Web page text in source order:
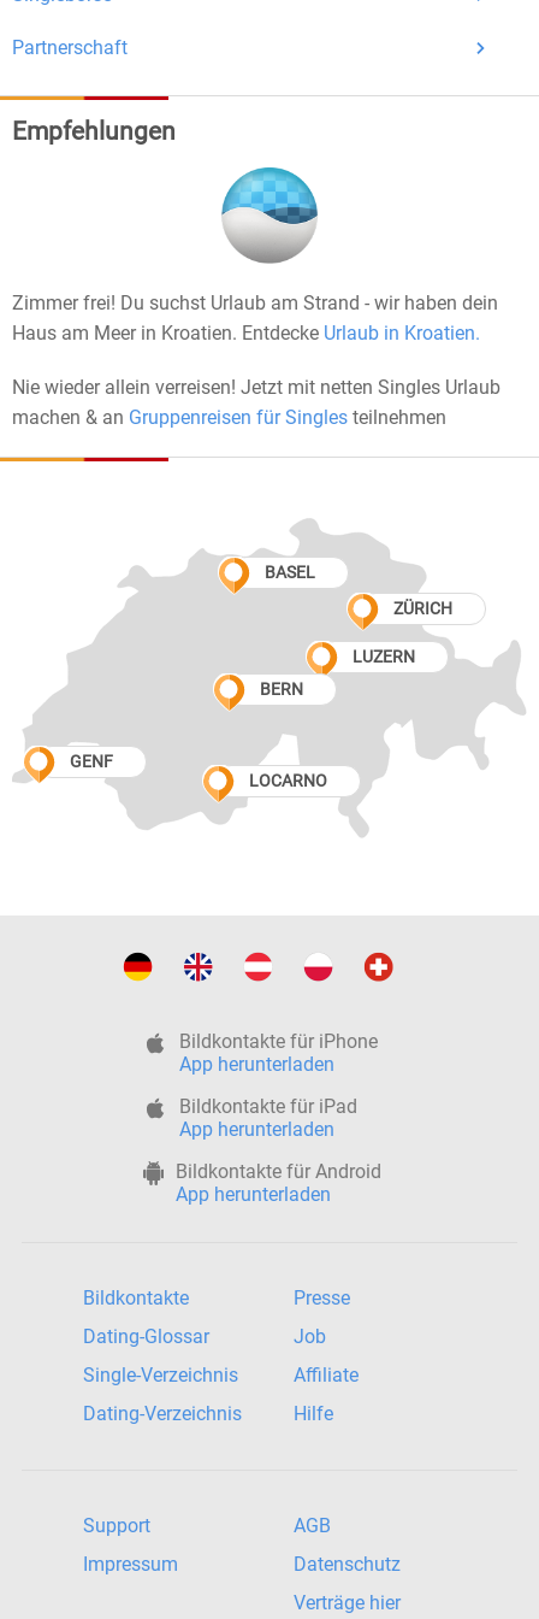
Partnerschaft
Empfehlungen
Zimmer frei! Du suchst Urlaub am Strand - wir haben dein
Haus am Meer in Kroatien. Entdecke Urlaub in Kroatien.
Nie wieder allein verreisen! Jetzt mit netten Singles Urlaub
machen & an Gruppenreisen für Singles teilnehmen
BASEL
ZÜRICH
LUZERN
BERN
LOCARNO
GENF
Bildkontakte für iPhone
App herunterladen
Bildkontakte für iPad
App herunterladen
Bildkontakte für Android
App herunterladen
Bildkontakte
Dating-Glossar
Single-Verzeichnis
Dating-Verzeichnis
Presse
Job
Affiliate
Hilfe
Support
Impressum
AGB
Datenschutz
Verträge hier